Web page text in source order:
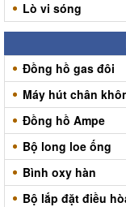
Lò vi sóng
Đồng hồ gas đôi
Máy hút chân
Đồng hồ Ampe
Bộ long loe ống
Bình oxy hàn
Bộ lắp đặt điều